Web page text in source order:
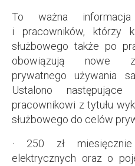
To ważna
i pracowników, którzy
służbowego także po
obowiązują nowe
prywatnego używania
Ustalono następujące
pracownikowi z tytułu
służbowego do celów
· 250 zł
elektrycznych oraz o